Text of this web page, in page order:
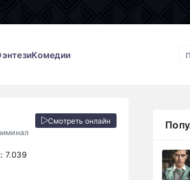
Комедии
Смотреть онлайн
7.039